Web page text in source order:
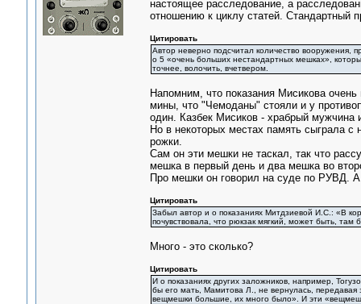
настоящее расследование, а
отношению к циклу статей. Стандартный
Цитировать
Автор неверно подсчитал количество вооружения,
о 5 «очень больших нестандартных мешках»,
точнее, волочить, вчетвером.
Напомним, что показания Мисикова
мины, что "Чемоданы" стояли и у
один. Казбек Мисиков - храбрый мужчина
Но в некоторых местах память сыграла
рожки.
Сам он эти мешки не таскал, так что
мешка в первый день и два мешка во
Про мешки он говорил на суде по РУВД.
Цитировать
Забыл автор и о показаниях Митдзиевой И.С.: «В
почувствовала, что рюкзак мягкий, может быть, там
Много - это сколько?
Цитировать
И о показаниях других заложников, например,
бы его мать, Мамитова Л., не вернулась,
вещмешки большие, их много было». И эти